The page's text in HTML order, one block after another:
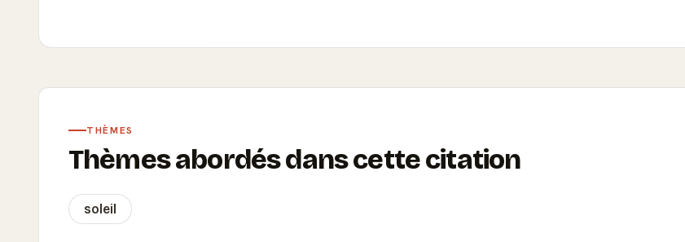
THÈMES
Thèmes abordés dans cette citation
soleil